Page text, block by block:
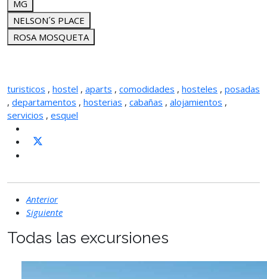
MG
NELSON´S PLACE
ROSA MOSQUETA
turisticos , hostel , aparts , comodidades , hosteles , posadas
, departamentos , hosterias , cabañas , alojamientos ,
servicios , esquel
Anterior
Siguiente
Todas las excursiones